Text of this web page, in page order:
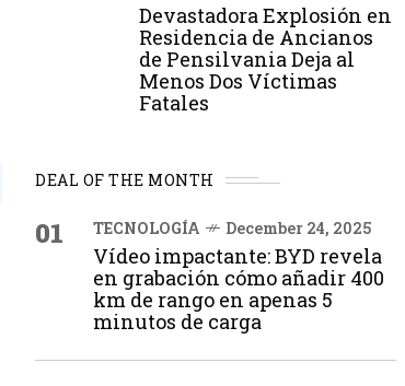
Devastadora Explosión en
Residencia de Ancianos
de Pensilvania Deja al
Menos Dos Víctimas
Fatales
DEAL OF THE MONTH
01 TECNOLOGÍA December 24, 2025
Vídeo impactante: BYD revela
en grabación cómo añadir 400
km de rango en apenas 5
minutos de carga